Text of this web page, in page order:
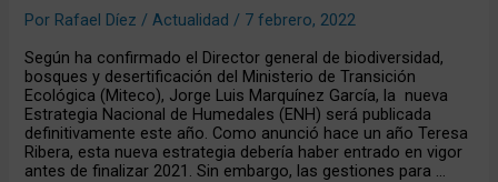
Por Rafael Díez/Actualidad / 7 febrero, 2022
Según ha confirmado el Director general de biodiversidad,
bosques y desertificación del Ministerio de Transición
Ecológica (Miteco), Jorge Luis Marquínez García, la nueva
Estrategia Nacional de Humedales (ENH) será publicada
definitivamente este año. Como anunció hace un año Teresa
Ribera, esta nueva estrategia debería haber entrado en vigor
antes de finalizar 2021. Sin embargo, las gestiones para …